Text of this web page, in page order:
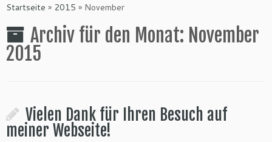
Startseite » 2015 » November
Archiv für den Monat: November
2015
Vielen Dank für Ihren Besuch auf
meiner Webseite!